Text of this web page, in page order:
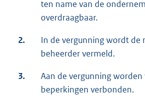
ten name van de
overdraagbaar.
2.
In de vergunning wordt de
beheerder vermeld.
3.
Aan de vergunning
beperkingen verbonden.